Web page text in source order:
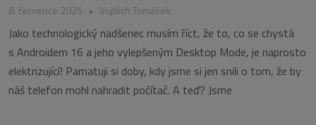
8. července 2025 • Vojtěch Tomášek
Jako technologický nadšenec musím říct, že to, co se chystá
s Androidem 16 a jeho vylepšeným Desktop Mode, je naprosto
elektrizující! Pamatuji si doby, kdy jsme si jen snili o tom, že by
náš telefon mohl nahradit počítač. A teď? Jsme